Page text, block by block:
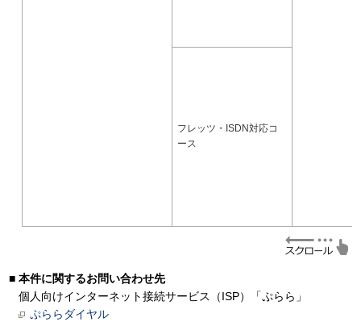
フレッツ・ISDN対応コ
ース
本件に関するお問い合わせ先
個人向けインターネット接続サービス（ISP）「ぷらら」
ぷららダイヤル